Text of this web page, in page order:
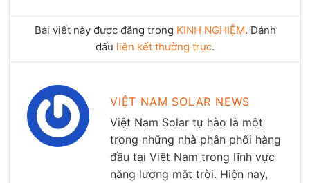
Bài viết này được đăng trong KINH NGHIỆM. Đánh
dấu liên kết thường trực.
VIỆT NAM SOLAR NEWS
Việt Nam Solar tự hào là một
trong những nhà phân phối hàng
đầu tại Việt Nam trong lĩnh vực
năng lượng mặt trời. Hiện nay,